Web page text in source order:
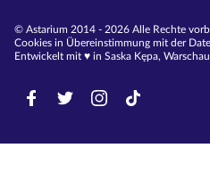
© Astarium 2014 - 2026 Alle Rechte
Cookies in Übereinstimmung mit der
Entwickelt mit ♥︎ in Saska Kępa,